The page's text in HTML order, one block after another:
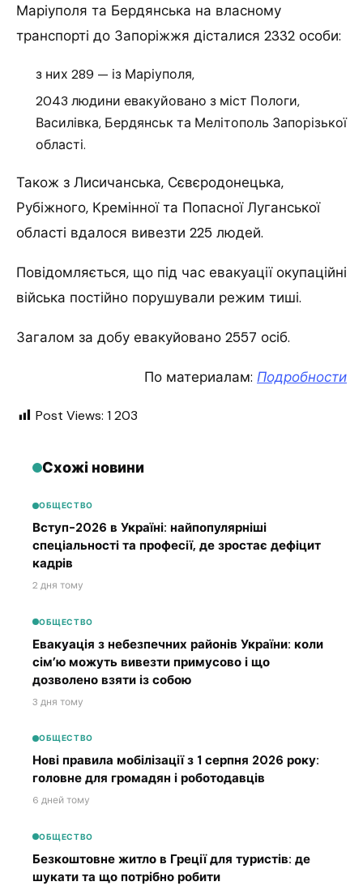
Маріуполя та Бердянська на власному
транспорті до Запоріжжя дісталися 2332 особи:
з них 289 — із Маріуполя,
2043 людини евакуйовано з міст Пологи,
Василівка, Бердянськ та Мелітополь Запорізької
області.
Також з Лисичанська, Сєвєродонецька,
Рубіжного, Кремінної та Попасної Луганської
області вдалося вивезти 225 людей.
Повідомляється, що під час евакуації окупаційні
війська постійно порушували режим тиші.
Загалом за добу евакуйовано 2557 осіб.
По материалам: Подробности
Post Views: 1 203
Схожі новини
ОБЩЕСТВО
Вступ-2026 в Україні: найпопулярніші
спеціальності та професії, де зростає дефіцит
кадрів
2 дня тому
ОБЩЕСТВО
Евакуація з небезпечних районів України: коли
сім’ю можуть вивезти примусово і що
дозволено взяти із собою
3 дня тому
ОБЩЕСТВО
Нові правила мобілізації з 1 серпня 2026 року:
головне для громадян і роботодавців
6 дней тому
ОБЩЕСТВО
Безкоштовне житло в Греції для туристів: де
шукати та що потрібно робити